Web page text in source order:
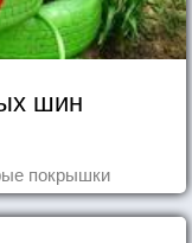
шин
покрышки